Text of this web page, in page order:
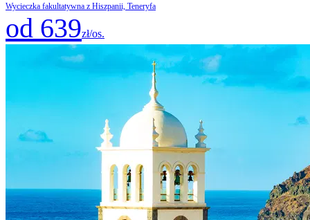
Wycieczka fakultatywna z Hiszpanii, Teneryfa
od 639zł/os.